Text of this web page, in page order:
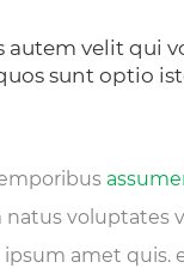
autem velit qui
sunt optio
voluptates
amet quis.